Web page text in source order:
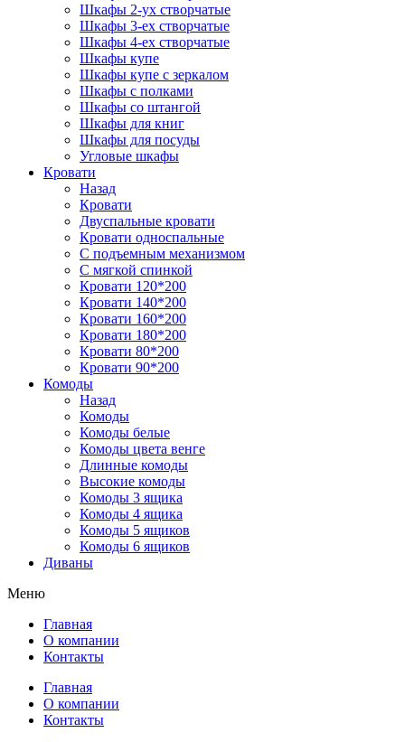
Шкафы 2-ух створчатые
Шкафы 3-ех створчатые
Шкафы 4-ех створчатые
Шкафы купе
Шкафы купе с зеркалом
Шкафы с полками
Шкафы со штангой
Шкафы для книг
Шкафы для посуды
Угловые шкафы
Кровати
Назад
Кровати
Двуспальные кровати
Кровати односпальные
С подъемным механизмом
С мягкой спинкой
Кровати 120*200
Кровати 140*200
Кровати 160*200
Кровати 180*200
Кровати 80*200
Кровати 90*200
Комоды
Назад
Комоды
Комоды белые
Комоды цвета венге
Длинные комоды
Высокие комоды
Комоды 3 ящика
Комоды 4 ящика
Комоды 5 ящиков
Комоды 6 ящиков
Диваны
Меню
Главная
О компании
Контакты
Главная
О компании
Контакты